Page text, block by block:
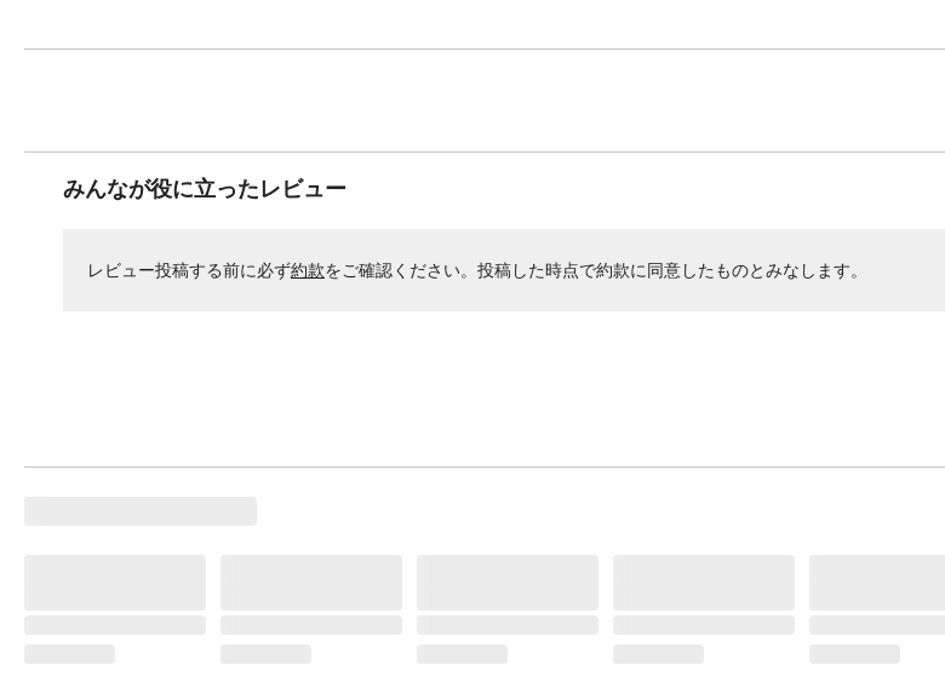
みんなが役に立ったレビュー
レビュー投稿する前に必ず約款をご確認ください。投稿した時点で約款に同意したものとみなします。